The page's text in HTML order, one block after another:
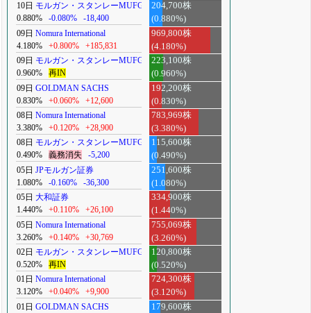
10日 モルガン・スタンレーMUFG
0.880%
-0.080% -18,400
204,700株
(0.880%)
09日 Nomura International
4.180%
+0.800% +185,831
969,800株
(4.180%)
09日 モルガン・スタンレーMUFG
0.960%
再IN
223,100株
(0.960%)
09日 GOLDMAN SACHS
0.830%
+0.060% +12,600
192,200株
(0.830%)
08日 Nomura International
3.380%
+0.120% +28,900
783,969株
(3.380%)
08日 モルガン・スタンレーMUFG
0.490%
義務消失 -5,200
115,600株
(0.490%)
05日 JPモルガン証券
1.080%
-0.160% -36,300
251,600株
(1.080%)
05日 大和証券
1.440%
+0.110% +26,100
334,900株
(1.440%)
05日 Nomura International
3.260%
+0.140% +30,769
755,069株
(3.260%)
02日 モルガン・スタンレーMUFG
0.520%
再IN
120,800株
(0.520%)
01日 Nomura International
3.120%
+0.040% +9,900
724,300株
(3.120%)
01日 GOLDMAN SACHS
179,600株